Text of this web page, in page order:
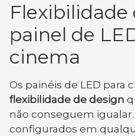
Flexibilidade
painel de
cinema
Os painéis de LED para
flexibilidade de design
não conseguem
configurados em